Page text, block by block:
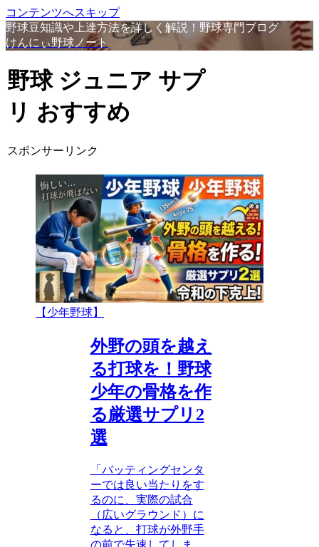
コンテンツへスキップ
野球豆知識や上達方法を詳しく解説！野球専門ブログ
けんにぃ野球ノート
野球 ジュニア サプ
リ おすすめ
スポンサーリンク
【少年野球】
外野の頭を越え
る打球を！野球
少年の骨格を作
る厳選サプリ2
選
「バッティングセンタ
ーでは良い当たりをす
るのに、実際の試合
（広いグラウンド）に
なると、打球が外野手
の前で失速してしま